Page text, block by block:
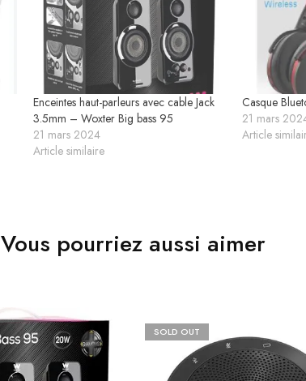
Enceintes haut-parleurs avec cable Jack
3.5mm – Woxter Big bass 95
21 mars 2024
Article similaire
Casque
21 mars
Article
Vous pourriez aussi aimer
SOLD OUT